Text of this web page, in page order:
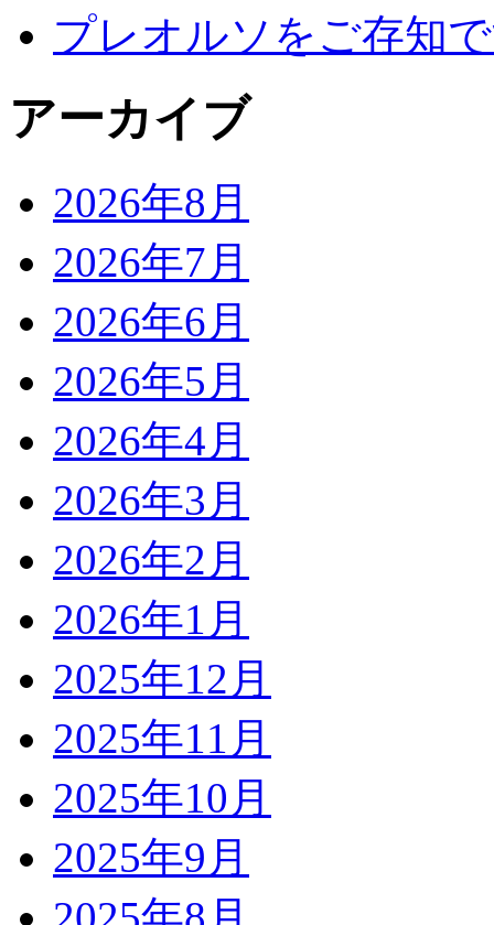
プレオルソをご存知
アーカイブ
2026年8月
2026年7月
2026年6月
2026年5月
2026年4月
2026年3月
2026年2月
2026年1月
2025年12月
2025年11月
2025年10月
2025年9月